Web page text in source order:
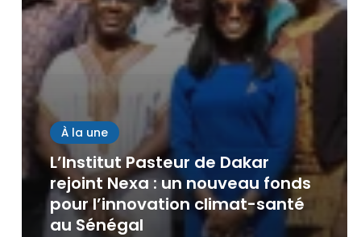
À la une
L’Institut Pasteur de Dakar
rejoint Nexa : un nouveau fonds
pour l’innovation climat-santé
au Sénégal
Leave a Reply